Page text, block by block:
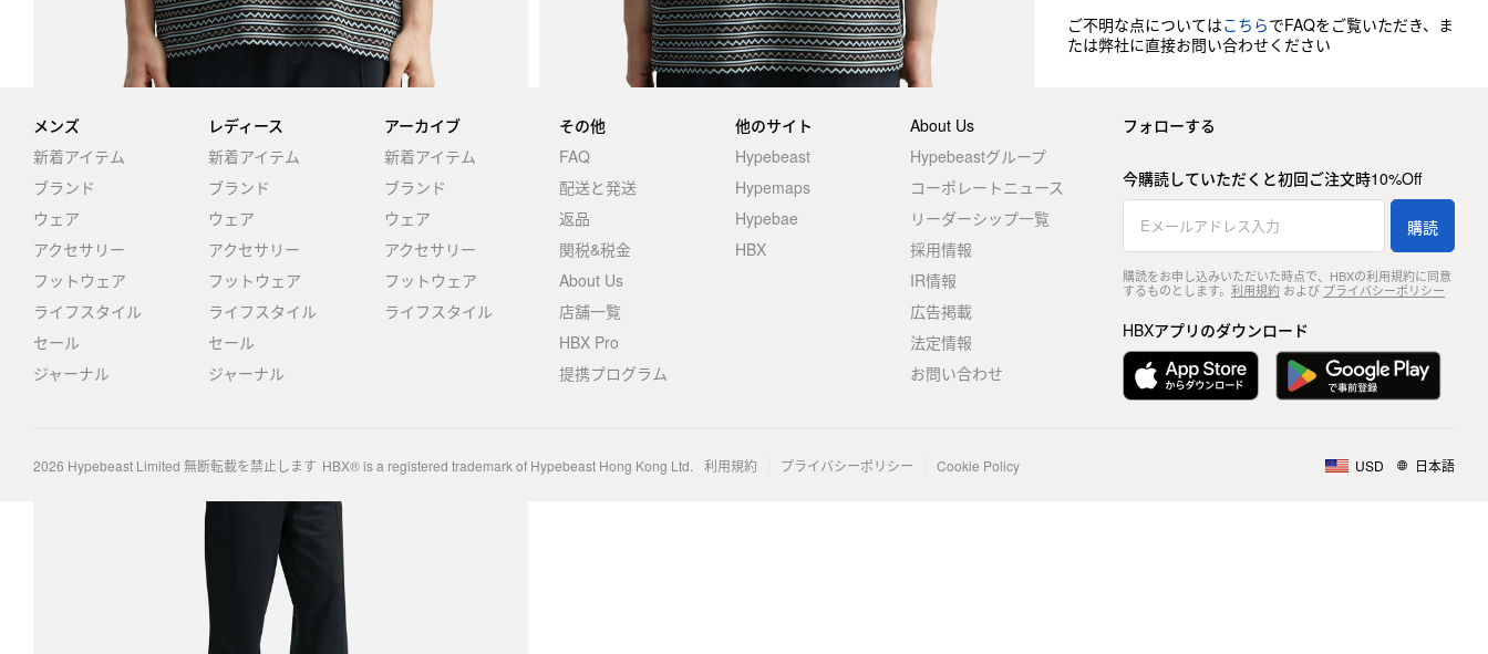
ご不明な点についてはこちらでFAQをご覧いただき、ま
たは弊社に直接お問い合わせください
メンズ
新着アイテム
ブランド
ウェア
アクセサリー
フットウェア
ライフスタイル
セール
ジャーナル
レディース
新着アイテム
ブランド
ウェア
アクセサリー
フットウェア
ライフスタイル
セール
ジャーナル
アーカイブ
新着アイテム
ブランド
ウェア
アクセサリー
フットウェア
ライフスタイル
その他
FAQ
配送と発送
返品
関税&税金
About Us
店舗一覧
HBX Pro
提携プログラム
他のサイト
Hypebeast
Hypemaps
Hypebae
HBX
About Us
Hypebeastグループ
コーポレートニュース
リーダーシップ一覧
採用情報
IR情報
広告掲載
法定情報
お問い合わせ
フォローする
今購読していただくと初回ご注文時10%Off
購読
購読をお申し込みいただいた時点で、HBXの利用規約に同意
するものとします。 利用規約および プライバシーポリシー
HBXアプリのダウンロード
2026 Hypebeast Limited 無断転載を禁止します HBX® is a registered trademark of Hypebeast Hong Kong Ltd. 利用規約 プライバシーポリシー Cookie Policy USD 日本語